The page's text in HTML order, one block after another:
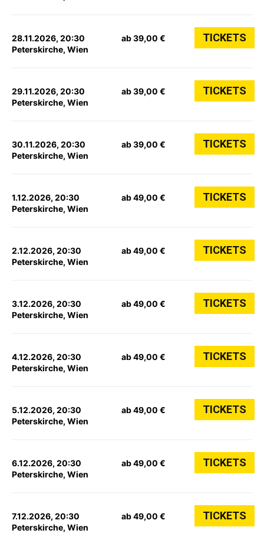
28.11.2026, 20:30
Peterskirche, Wien
ab 39,00 € TICKETS
29.11.2026, 20:30
Peterskirche, Wien
ab 39,00 € TICKETS
30.11.2026, 20:30
Peterskirche, Wien
ab 39,00 € TICKETS
1.12.2026, 20:30
Peterskirche, Wien
ab 49,00 € TICKETS
2.12.2026, 20:30
Peterskirche, Wien
ab 49,00 € TICKETS
3.12.2026, 20:30
Peterskirche, Wien
ab 49,00 € TICKETS
4.12.2026, 20:30
Peterskirche, Wien
ab 49,00 € TICKETS
5.12.2026, 20:30
Peterskirche, Wien
ab 49,00 € TICKETS
6.12.2026, 20:30
Peterskirche, Wien
ab 49,00 € TICKETS
7.12.2026, 20:30
Peterskirche, Wien
ab 49,00 € TICKETS